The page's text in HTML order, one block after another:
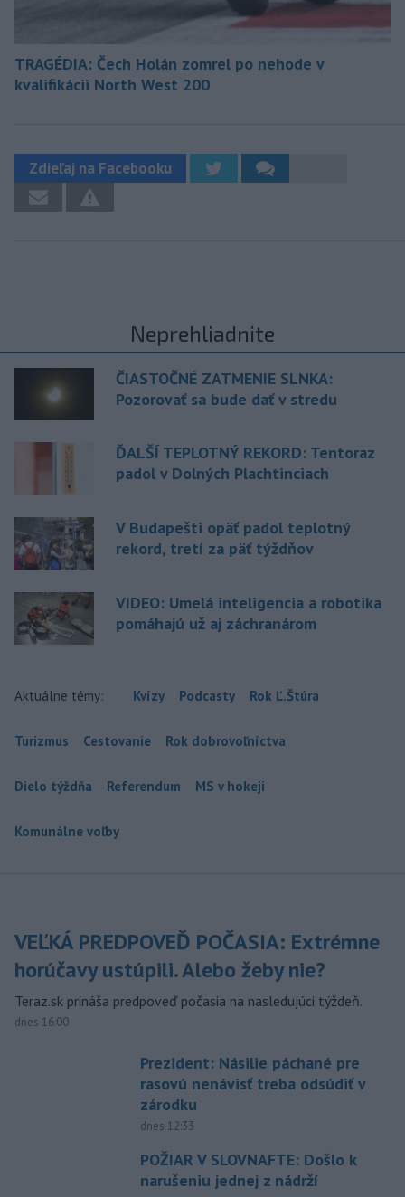
TRAGÉDIA: Čech Holán zomrel po nehode v
kvalifikácii North West 200
Zdieľaj na Facebooku
Neprehliadnite
ČIASTOČNÉ ZATMENIE SLNKA:
Pozorovať sa bude dať v stredu
ĎALŠÍ TEPLOTNÝ REKORD: Tentoraz
padol v Dolných Plachtinciach
V Budapešti opäť padol teplotný
rekord, tretí za päť týždňov
VIDEO: Umelá inteligencia a robotika
pomáhajú už aj záchranárom
Aktuálne témy: Kvízy Podcasty Rok Ľ.Štúra
Turizmus Cestovanie Rok dobrovoľníctva
Dielo týždňa Referendum MS v hokeji
Komunálne voľby
VEĽKÁ PREDPOVEĎ POČASIA: Extrémne
horúčavy ustúpili. Alebo žeby nie?
Teraz.sk prináša predpoveď počasia na nasledujúci týždeň.
dnes 16:00
Prezident: Násilie páchané pre
rasovú nenávisť treba odsúdiť v
zárodku
dnes 12:33
POŽIAR V SLOVNAFTE: Došlo k
narušeniu jednej z nádrží